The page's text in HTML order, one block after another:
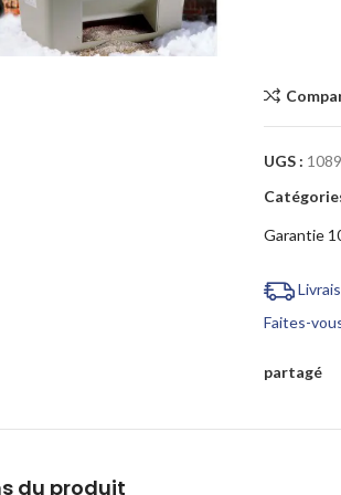
pour agrandir
UGS :
Garantie
Faites-
partagé
du produit